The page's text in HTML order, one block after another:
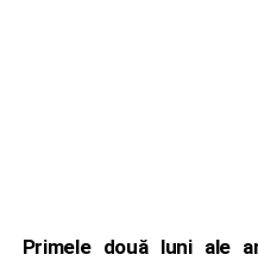
Primele două luni ale